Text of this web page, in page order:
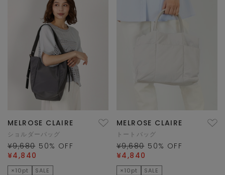
MELROSE CLAIRE
ショルダーバッグ
¥9,680 50% OFF
¥4,840
×10pt SALE
MELROSE CLAIRE
トートバッグ
¥9,680 50% OFF
¥4,840
×10pt SALE